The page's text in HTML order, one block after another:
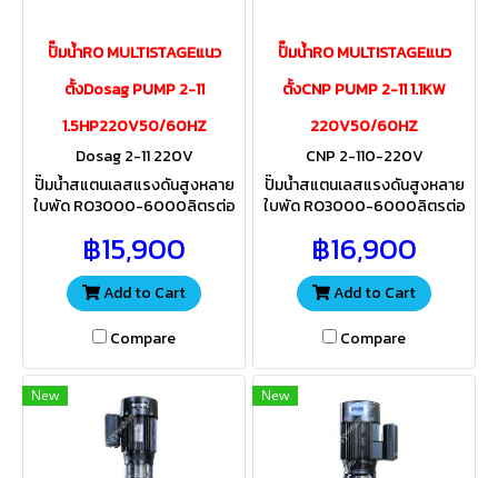
ปั๊มน้ำRO MULTISTAGEแนว
ตั้งDosag PUMP 2-11
1.5HP220V50/60HZ
Dosag 2-11 220V
ปั๊มน้ำสแตนเลสแรงดันสูงหลาย
ใบพัด RO3000-6000ลิตรต่อ
ไส้กรองเมมเบรน ควรเลือกใช้
ขนาดไส้กรองให้เหมาะสมกับแร
งดันปั้ม
฿15,900
Add to Cart
Compare
ปั๊มน้ำRO MULTISTAGEแนว
ตั้งCNP PUMP 2-11 1.1KW
220V50/60HZ
CNP 2-110-220V
ปั๊มน้ำสแตนเลสแรงดันสูงหลาย
ใบพัด RO3000-6000ลิตรต่อ
ไส้กรองเมมเบรน ควรเลือกใช้
ขนาดไส้กรองให้เหมาะสมกับแรง
ดันปั๊ม
฿16,900
Add to Cart
Compare
New New